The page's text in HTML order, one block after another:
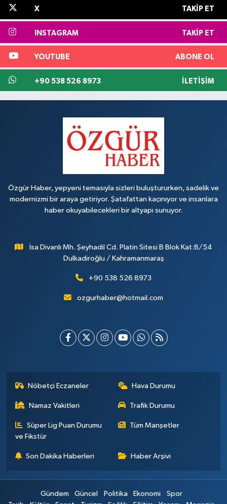
X TAKIP ET
INSTAGRAM TAKIP ET
YOUTUBE ABONE OL
+90 538 526 8973 İLETIŞIM
Özgür Haber, yepyeni temasıyla sizleri buluştururken, sadelik ve
modernizmi bir araya getiriyor. Şatafattan kaçınıyor ve insanlara
haber okuyabilecekleri bir altyapı sunuyor.
İsa Divanlı Mh. Şeyhadil Cd. Platin Sitesi B Blok Kat:8/54
Dulkadiroğlu / Kahramanmaraş
+90 538 526 8973
ozgurhaber@hotmail.com
Nöbetçi Eczaneler Hava Durumu
Namaz Vakitleri Trafik Durumu
Süper Lig Puan Durumu
ve Fikstür
Tüm Manşetler
Son Dakika Haberleri Haber Arşivi
Gündem Güncel Politika Ekonomi
Spor